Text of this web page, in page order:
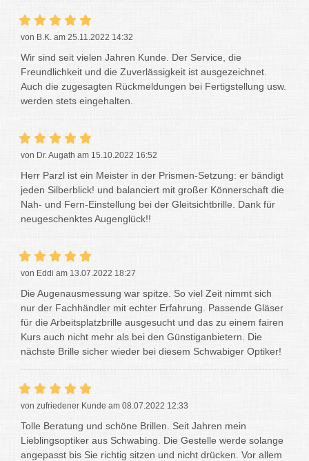
von B.K. am 25.11.2022 14:32
Wir sind seit vielen Jahren Kunde. Der Service, die
Freundlichkeit und die Zuverlässigkeit ist ausgezeichnet.
Auch die zugesagten Rückmeldungen bei Fertigstellung usw.
werden stets eingehalten.
von Dr. Augath am 15.10.2022 16:52
Herr Parzl ist ein Meister in der Prismen-Setzung: er bändigt
jeden Silberblick! und balanciert mit großer Könnerschaft die
Nah- und Fern-Einstellung bei der Gleitsichtbrille. Dank für
neugeschenktes Augenglück!!
von Eddi am 13.07.2022 18:27
Die Augenausmessung war spitze. So viel Zeit nimmt sich
nur der Fachhändler mit echter Erfahrung. Passende Gläser
für die Arbeitsplatzbrille ausgesucht und das zu einem fairen
Kurs auch nicht mehr als bei den Günstiganbietern. Die
nächste Brille sicher wieder bei diesem Schwabiger Optiker!
von zufriedener Kunde am 08.07.2022 12:33
Tolle Beratung und schöne Brillen. Seit Jahren mein
Lieblingsoptiker aus Schwabing. Die Gestelle werde solange
angepasst bis Sie richtig sitzen und nicht drücken. Vor allem